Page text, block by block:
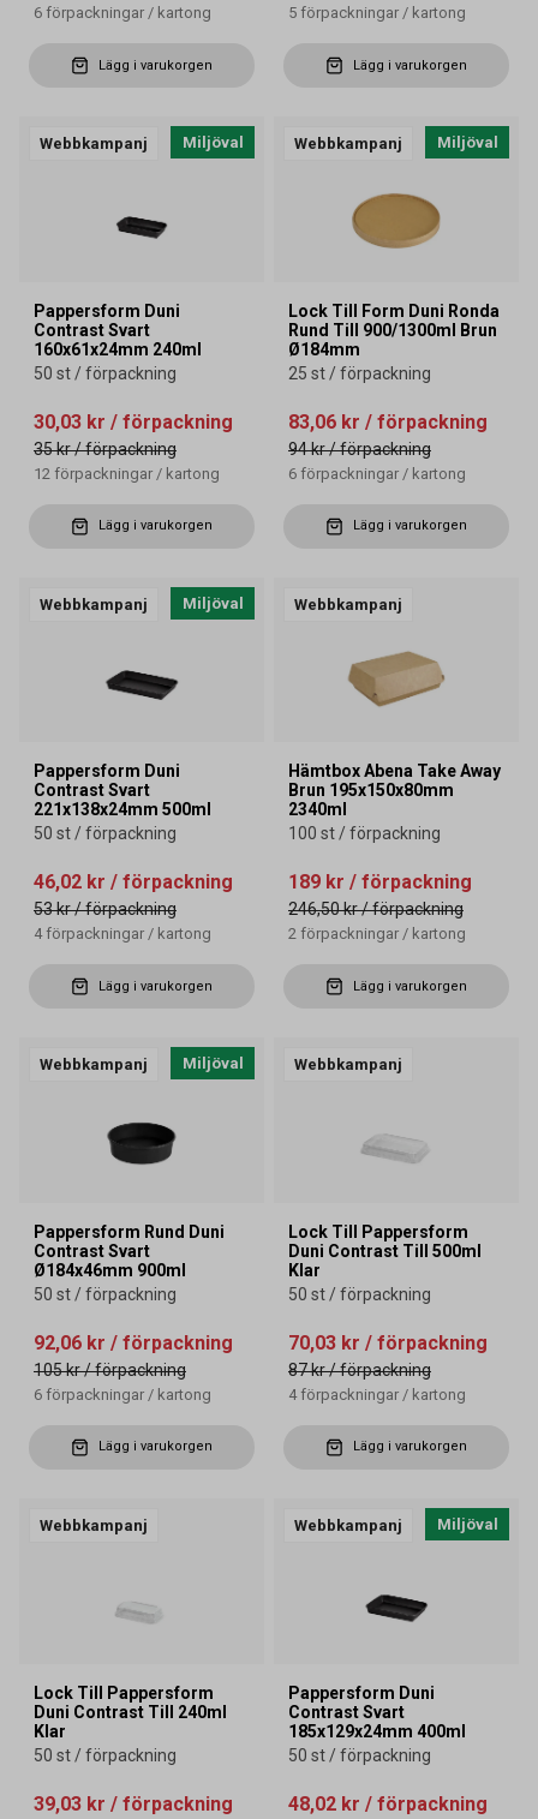
6 förpackningar / kartong
Lägg i varukorgen
5 förpackningar / kartong
Lägg i varukorgen
Webbkampanj Miljöval
Pappersform Duni
Contrast Svart
160x61x24mm 240ml
50 st / förpackning
30,03 kr / förpackning
35 kr/ förpackning
12 förpackningar / kartong
Lägg i varukorgen
Webbkampanj Miljöval
Lock Till Form Duni Ronda
Rund Till 900/1300ml Brun
Ø184mm
25 st / förpackning
83,06 kr / förpackning
94 kr/ förpackning
6 förpackningar / kartong
Lägg i varukorgen
Webbkampanj Miljöval
Pappersform Duni
Contrast Svart
221x138x24mm 500ml
50 st / förpackning
46,02 kr / förpackning
53 kr/ förpackning
4 förpackningar / kartong
Lägg i varukorgen
Webbkampanj
Hämtbox Abena Take Away
Brun 195x150x80mm
2340ml
100 st / förpackning
189 kr / förpackning
246,50 kr/ förpackning
2 förpackningar / kartong
Lägg i varukorgen
Webbkampanj Miljöval
Pappersform Rund Duni
Contrast Svart
Ø184x46mm 900ml
50 st / förpackning
92,06 kr / förpackning
105 kr/ förpackning
6 förpackningar / kartong
Lägg i varukorgen
Webbkampanj
Lock Till Pappersform
Duni Contrast Till 500ml
Klar
50 st / förpackning
70,03 kr / förpackning
87 kr/ förpackning
4 förpackningar / kartong
Lägg i varukorgen
Webbkampanj
Lock Till Pappersform
Duni Contrast Till 240ml
Klar
50 st / förpackning
39,03 kr / förpackning
Webbkampanj Miljöval
Pappersform Duni
Contrast Svart
185x129x24mm 400ml
50 st / förpackning
48,02 kr / förpackning